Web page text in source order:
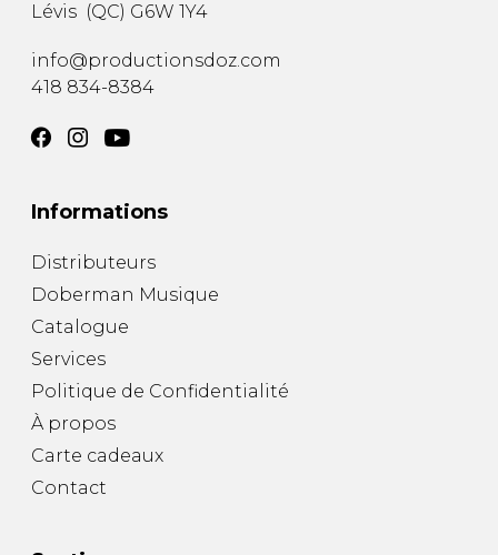
Lévis (QC) G6W 1Y4
info@productionsdoz.com
418 834-8384
Informations
Distributeurs
Doberman Musique
Catalogue
Services
Politique de Confidentialité
À propos
Carte cadeaux
Contact